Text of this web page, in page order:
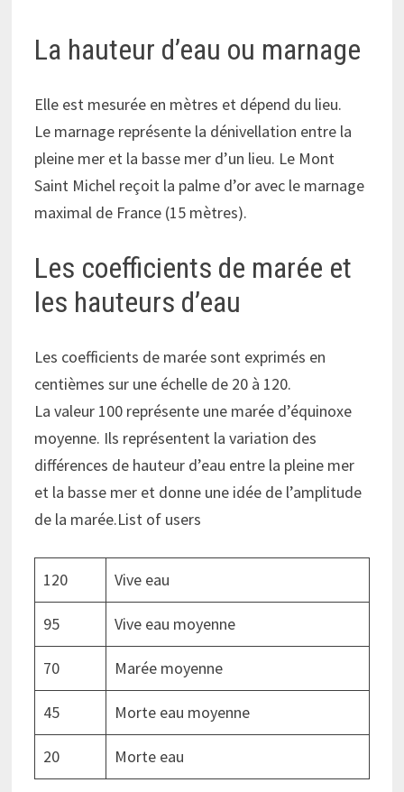
La hauteur d’eau ou marnage
Elle est mesurée en mètres et dépend du lieu.
Le marnage représente la dénivellation entre la
pleine mer et la basse mer d’un lieu. Le Mont
Saint Michel reçoit la palme d’or avec le marnage
maximal de France (15 mètres).
Les coefficients de marée et
les hauteurs d’eau
Les coefficients de marée sont exprimés en
centièmes sur une échelle de 20 à 120.
La valeur 100 représente une marée d’équinoxe
moyenne. Ils représentent la variation des
différences de hauteur d’eau entre la pleine mer
et la basse mer et donne une idée de l’amplitude
de la marée.List of users
120 Vive eau
95 Vive eau moyenne
70 Marée moyenne
45 Morte eau moyenne
20 Morte eau